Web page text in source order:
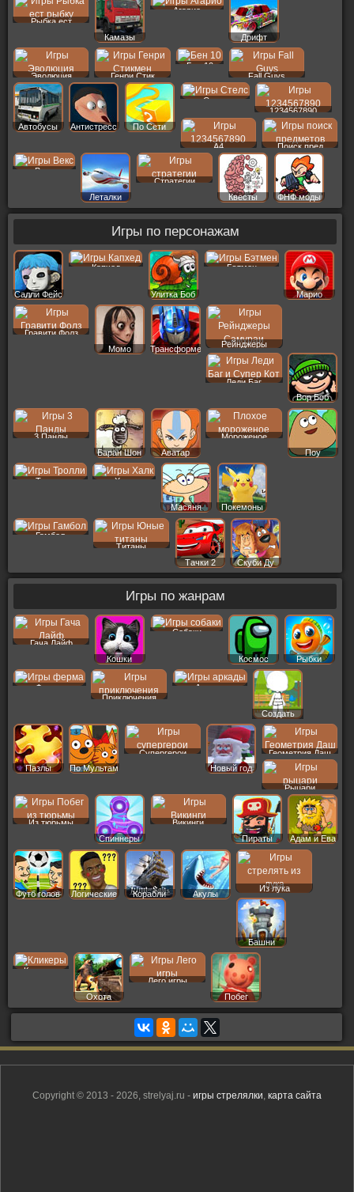
Рыбка ест
Камазы
Агарио
Дрифт
Эволюция Генри Стик
Бен 10
Fall Guys
Автобусы Антистресс По Сети
Стелс
1234567890
A4 Поиск пред
Векс
Леталки
Стратегии
Квесты
ФНФ моды
Игры по персонажам
Салли Фейс
Капхед
Улитка Боб
Бэтмен
Марио
Гравити Фолз
Момо
Трансформеры
Рейнджеры
Леди Баг
Вор Боб
3 Панды
Баран Шон
Аватар
Мороженое
Поу
Тролли Халк
Масяня Покемоны
Гамбол
Титаны
Тачки 2
Скуби Ду
Игры по жанрам
Гача Лайф
Кошки
Собаки
Космос Рыбки
Ферма
Приключения
Аркады
Создать
Пер
Пазлы По Мультам
Супергерои
Новый год
Геометрия Даш
Рыцари
Из тюрьмы
Спиннеры
Викинги
Пираты
Адам и Ева
Футб голов Логические Корабли Акулы
Из лука
Башни
Кликеры
Охота
Лего игры
Побег
Copyright © 2013 - 2026, strelyaj.ru - игры стрелялки, карта сайта